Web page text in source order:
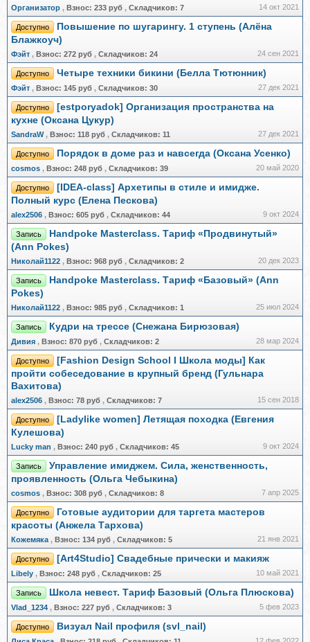
Организатор , Взнос: 233 руб , Складчиков: 7 14 окт 2021
Доступно
Повышение по шугарингу. 1 ступень (Алёна
Блажкоуч)
Фэйт , Взнос: 272 руб , Складчиков: 24 24 сен 2021
Доступно Четыре техники бикини (Белла Тютюнник)
Фэйт , Взнос: 145 руб , Складчиков: 30 27 дек 2021
Доступно
[estporyadok] Организация пространства на
кухне (Оксана Цукур)
SandraW, Взнос: 118 руб , Складчиков: 11 27 дек 2021
Доступно Порядок в доме раз и навсегда (Оксана Усенко)
cosmos , Взнос: 248 руб , Складчиков: 39 20 май 2020
Доступно
[IDEA-class] Архетипы в стиле и имидже.
Полный курс (Елена Пескова)
alex2506 , Взнос: 605 руб , Складчиков: 44 9 окт 2024
Запись
Handpoke Masterclass. Тариф «Продвинутый»
(Ann Pokes)
Николай1122 , Взнос: 968 руб , Складчиков: 2 20 дек 2023
Запись
Handpoke Masterclass. Тариф «Базовый» (Ann
Pokes)
Николай1122 , Взнос: 985 руб , Складчиков: 1 25 июл 2024
Запись Кудри на трессе (Снежана Бирюзовая)
Дивия , Взнос: 870 руб , Складчиков: 2 28 мар 2024
Доступно
[Fashion Design School I Школа моды] Как
пройти собеседование в крупный бренд (Гульнара
Вахитова)
alex2506 , Взнос: 78 руб , Складчиков: 7 15 сен 2018
Доступно
[Ladylike women] Летящая походка (Евгения
Кулешова)
Lucky man , Взнос: 240 руб , Складчиков: 45 9 окт 2024
Запись
Управление имиджем. Сила, женственность,
проявленность (Ольга Чебыкина)
cosmos , Взнос: 308 руб , Складчиков: 8 7 апр 2025
Доступно
Готовые аудитории для таргета мастеров
красоты (Анжела Тархова)
Кожемяка , Взнос: 134 руб , Складчиков: 5 21 янв 2021
Доступно [Art4Studio] Свадебные прически и макияж
Libely , Взнос: 248 руб , Складчиков: 25 10 май 2021
Запись Школа невест. Тариф Базовый (Ольга Плюскова)
Vlad_1234 , Взнос: 227 руб , Складчиков: 3 5 фев 2023
Доступно Визуал Nail профиля (svl_nail)